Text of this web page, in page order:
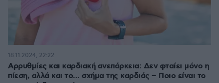
Αρρυθμίες και καρδιακή ανεπάρκεια: Δεν φταίει μόνο η
πίεση, αλλά και το… σχήμα της καρδιάς – Ποιο είναι το
18.11.2024, 22:22